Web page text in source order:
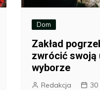
Dom
Zakład
zwrócić swoją
wyborze
Redakcja 30